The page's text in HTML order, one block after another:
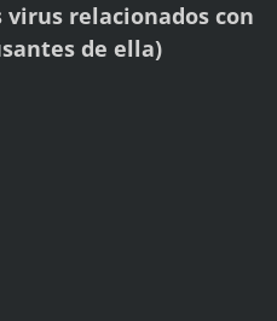
virus relacionados con
de ella)